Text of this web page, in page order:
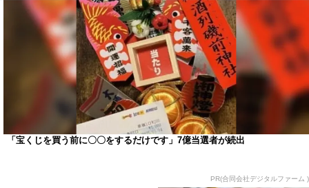
「宝くじを買う前に〇〇をするだけです」7億当選者が続出
PR(合同会社デジタルファーム )